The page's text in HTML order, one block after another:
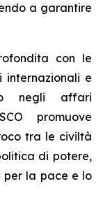
a garantire
con le
internazionali e
negli affari
promuove
tra le civiltà
di potere,
per la pace e lo